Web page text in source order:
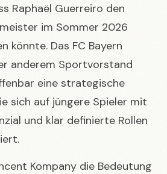
Raphaël Guerreiro den
im Sommer 2026
könnte. Das FC Bayern
anderem Sportvorstand
eine strategische
sich auf jüngere Spieler mit
und klar definierte Rollen
Kompany die Bedeutung